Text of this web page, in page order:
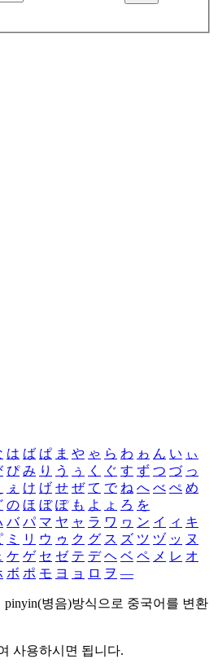
は ば ぱ ま や ゃ ら わ ゎ ん い ぃ
ぴ み り う ぅ く ぐ す ず つ づ っ
ぇ け げ せ ぜ て で ね へ べ ぺ め
の ほ ぼ ぽ も よ ょ ろ を
バ パ マ ヤ ャ ラ ワ ヮ ン イ ィ キ
ミ リ ウ ゥ ク グ ス ズ ツ ヅ ッ ヌ
ケ ゲ セ ゼ テ デ ヘ ベ ペ メ レ オ
ボ ポ モ ヨ ョ ロ ヲ ―
pinyin(병음)방식으로 중국어를 변환
사용하시면 됩니다.